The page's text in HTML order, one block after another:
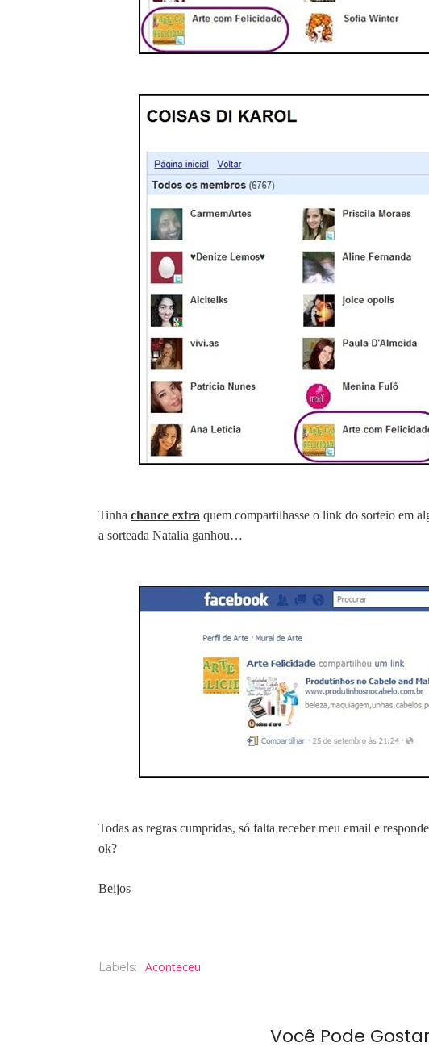
Tinha chance extra quem compartilhasse o link do sorteio em
a sorteada Natalia ganhou…
Todas as regras cumpridas, só falta receber meu email e
ok?
Beijos
Labels: Aconteceu
Você Pode